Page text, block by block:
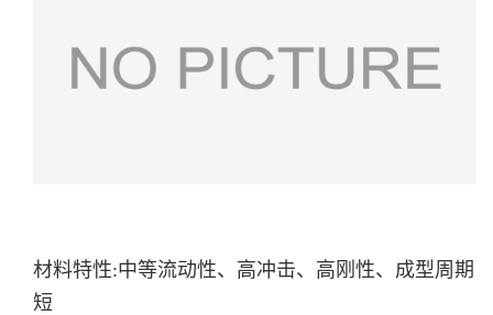
材料特性:中等流动性、高冲击、高刚性、成型周期
短